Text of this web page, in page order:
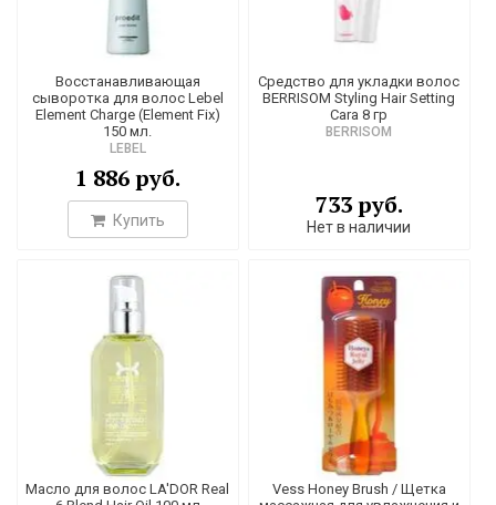
Восстанавливающая
сыворотка для волос Lebel
Element Charge (Element Fix)
150 мл.
LEBEL
1 886 руб.
Купить
Средство для укладки волос
BERRISOM Styling Hair Setting
Cara 8 гр
BERRISOM
733 руб.
Нет в наличии
Масло для волос LA'DOR Real
Vess Honey Brush / Щетка